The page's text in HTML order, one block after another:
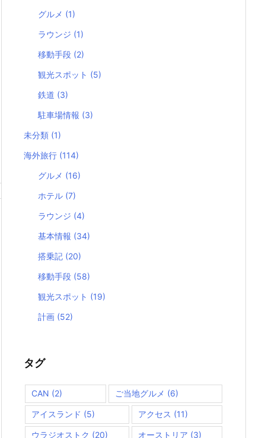
グルメ (1)
ラウンジ (1)
移動手段 (2)
観光スポット (5)
鉄道 (3)
駐車場情報 (3)
未分類 (1)
海外旅行 (114)
グルメ (16)
ホテル (7)
ラウンジ (4)
基本情報 (34)
搭乗記 (20)
移動手段 (58)
観光スポット (19)
計画 (52)
タグ
CAN (2) ご当地グルメ (6)
アイスランド (5) アクセス (11)
ウラジオストク (20) オーストリア (3)